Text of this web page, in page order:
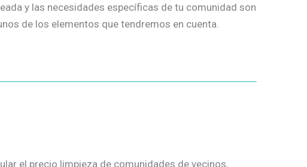
y las necesidades específicas de tu comunidad son
de los elementos que tendremos en cuenta.
el precio limpieza de comunidades de vecinos,